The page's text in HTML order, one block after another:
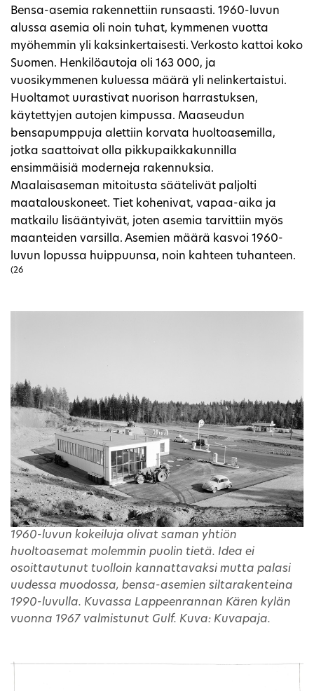
Bensa-asemia rakennettiin runsaasti. 1960-luvun
alussa asemia oli noin tuhat, kymmenen vuotta
myöhemmin yli kaksinkertaisesti. Verkosto kattoi koko
Suomen. Henkilöautoja oli 163 000, ja
vuosikymmenen kuluessa määrä yli nelinkertaistui.
Huoltamot uurastivat nuorison harrastuksen,
käytettyjen autojen kimpussa. Maaseudun
bensapumppuja alettiin korvata huoltoasemilla,
jotka saattoivat olla pikkupaikkakunnilla
ensimmäisiä moderneja rakennuksia.
Maalaisaseman mitoitusta säätelivät paljolti
maatalouskoneet. Tiet kohenivat, vapaa-aika ja
matkailu lisääntyivät, joten asemia tarvittiin myös
maanteiden varsilla. Asemien määrä kasvoi 1960-
luvun lopussa huippuunsa, noin kahteen tuhanteen.
(26
1960-luvun kokeiluja olivat saman yhtiön
huoltoasemat molemmin puolin tietä. Idea ei
osoittautunut tuolloin kannattavaksi mutta palasi
uudessa muodossa, bensa-asemien siltarakenteina
1990-luvulla. Kuvassa Lappeenrannan Kären kylän
vuonna 1967 valmistunut Gulf. Kuva: Kuvapaja.